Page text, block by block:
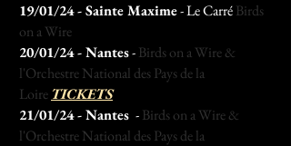
19/01/24- Sainte Maxime- Le CarréBirds
on a Wire
20/01/24 - Nantes-Birds on a Wire &
l'Orchestre National des Pays de la
Loire TICKETS
21/01/24- Nantes -Birds on a Wire &
l'Orchestre National des Pays de la